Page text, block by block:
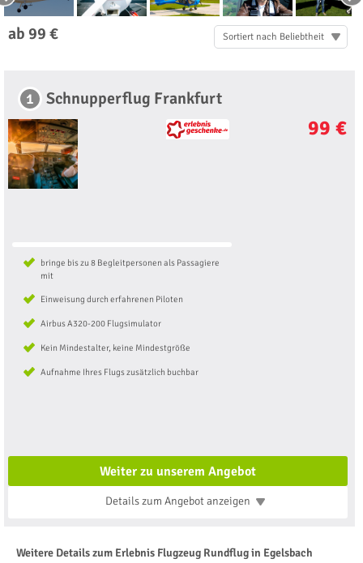
ab 99 € Sortiert nach Beliebtheit
1 Schnupperflug Frankfurt
99 €
bringe bis zu 8 Begleitpersonen als Passagiere
mit
Einweisung durch erfahrenen Piloten
Airbus A320-200 Flugsimulator
Kein Mindestalter, keine Mindestgröße
Aufnahme Ihres Flugs zusätzlich buchbar
Weiter zu unserem Angebot
Details zum Angebotanzeigen
Weitere Details zum Erlebnis Flugzeug Rundflug in Egelsbach